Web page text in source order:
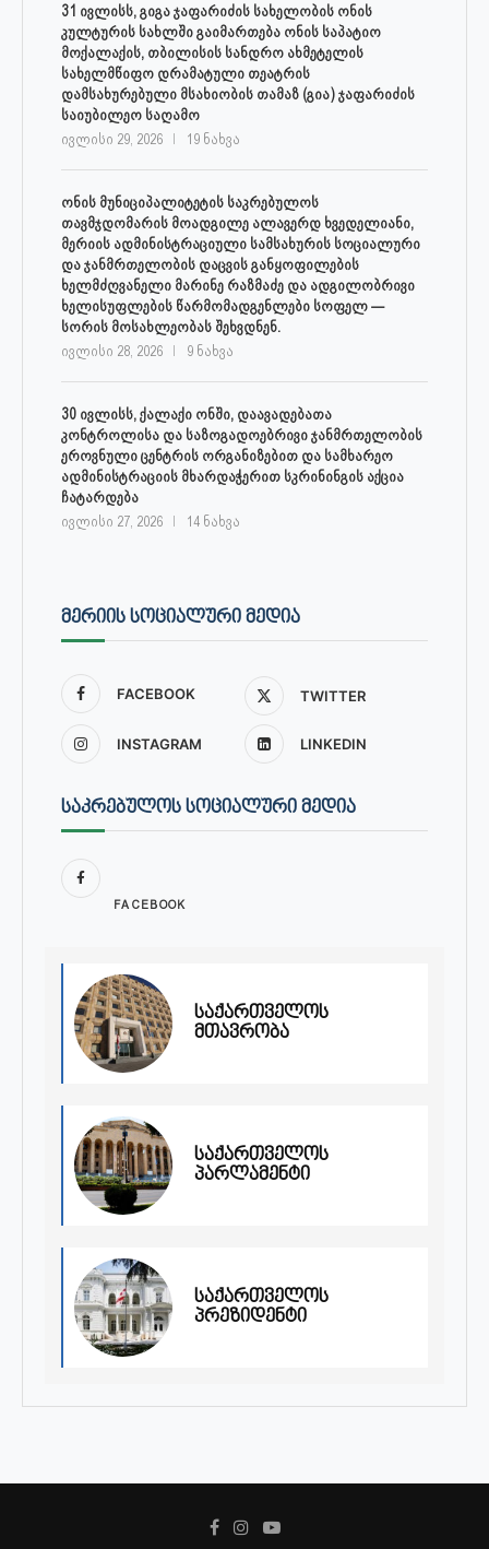
31 ივლისს, გიგა ჯაფარიძის სახელობის ონის
კულტურის სახლში გაიმართება ონის საპატიო
მოქალაქის, თბილისის სანდრო ახმეტელის
სახელმწიფო დრამატული თეატრის
დამსახურებული მსახიობის თამაზ (გია) ჯაფარიძის
საიუბილეო საღამო
ივლისი 29, 2026 19 ნახვა
ონის მუნიციპალიტეტის საკრებულოს
თავმჯდომარის მოადგილე ალავერდ ხვედელიანი,
მერიის ადმინისტრაციული სამსახურის სოციალური
და ჯანმრთელობის დაცვის განყოფილების
ხელმძღვანელი მარინე რაზმაძე და ადგილობრივი
ხელისუფლების წარმომადგენლები სოფელ —
სორის მოსახლეობას შეხვდნენ.
ივლისი 28, 2026 9 ნახვა
30 ივლისს, ქალაქი ონში, დაავადებათა
კონტროლისა და საზოგადოებრივი ჯანმრთელობის
ეროვნული ცენტრის ორგანიზებით და სამხარეო
ადმინისტრაციის მხარდაჭერით სკრინინგის აქცია
ჩატარდება
ივლისი 27, 2026 14 ნახვა
ᲛᲔᲠᲘᲘᲡ ᲡᲝᲪᲘᲐᲚᲣᲠᲘ ᲛᲔᲓᲘᲐ
FACEBOOK TWITTER
INSTAGRAM LINKEDIN
ᲡᲐᲙᲠᲔᲑᲣᲚᲝᲡ ᲡᲝᲪᲘᲐᲚᲣᲠᲘ ᲛᲔᲓᲘᲐ
FACEBOOK
საქართველოს
მთავრობა
საქართველოს
პარლამენტი
საქართველოს
პრეზიდენტი